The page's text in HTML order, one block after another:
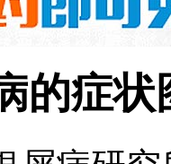
的症状